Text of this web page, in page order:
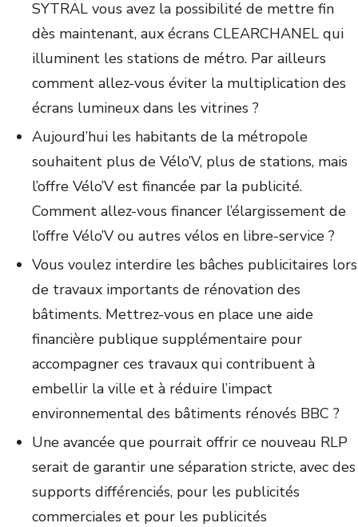
SYTRAL vous avez la possibilité de mettre fin
dès maintenant, aux écrans CLEARCHANEL qui
illuminent les stations de métro. Par ailleurs
comment allez-vous éviter la multiplication des
écrans lumineux dans les vitrines ?
Aujourd’hui les habitants de la métropole
souhaitent plus de Vélo’V, plus de stations, mais
l’offre Vélo’V est financée par la publicité.
Comment allez-vous financer l’élargissement de
l’offre Vélo’V ou autres vélos en libre-service ?
Vous voulez interdire les bâches publicitaires lors
de travaux importants de rénovation des
bâtiments. Mettrez-vous en place une aide
financière publique supplémentaire pour
accompagner ces travaux qui contribuent à
embellir la ville et à réduire l’impact
environnemental des bâtiments rénovés BBC ?
Une avancée que pourrait offrir ce nouveau RLP
serait de garantir une séparation stricte, avec des
supports différenciés, pour les publicités
commerciales et pour les publicités